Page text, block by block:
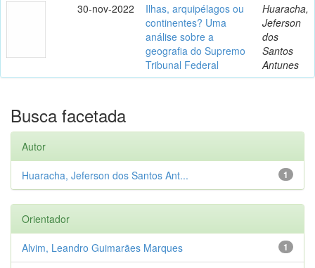
30-nov-2022
Ilhas, arquipélagos ou
continentes? Uma
análise sobre a
geografia do Supremo
Tribunal Federal
Huaracha,
Jeferson
dos
Santos
Antunes
Busca facetada
Autor
1
Huaracha, Jeferson dos Santos Ant...
Orientador
1
Alvim, Leandro Guimarães Marques